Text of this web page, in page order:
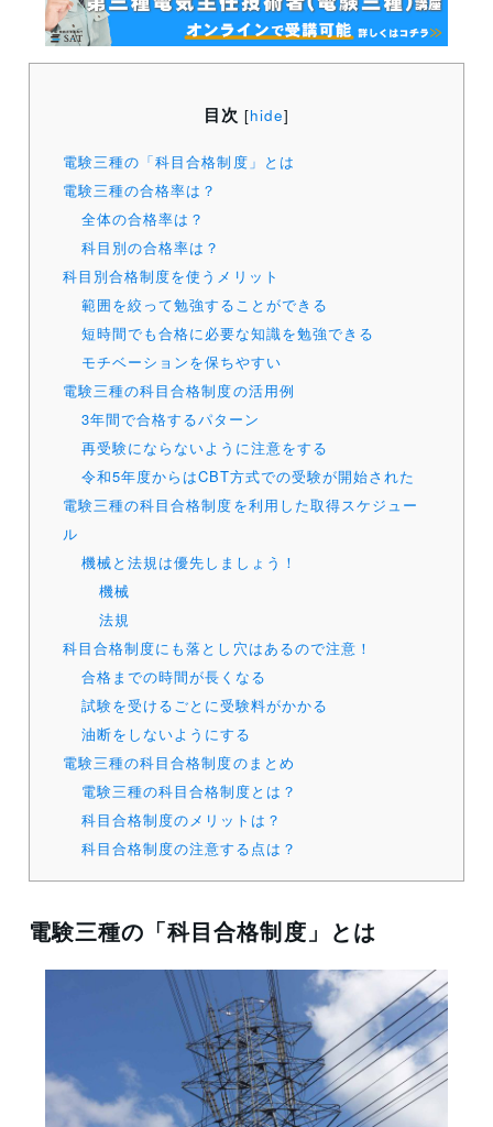
目次 [hide]
電験三種の「科目合格制度」とは
電験三種の合格率は？
全体の合格率は？
科目別の合格率は？
科目別合格制度を使うメリット
範囲を絞って勉強することができる
短時間でも合格に必要な知識を勉強できる
モチベーションを保ちやすい
電験三種の科目合格制度の活用例
3年間で合格するパターン
再受験にならないように注意をする
令和5年度からはCBT方式での受験が開始された
電験三種の科目合格制度を利用した取得スケジュー
ル
機械と法規は優先しましょう！
機械
法規
科目合格制度にも落とし穴はあるので注意！
合格までの時間が長くなる
試験を受けるごとに受験料がかかる
油断をしないようにする
電験三種の科目合格制度のまとめ
電験三種の科目合格制度とは？
科目合格制度のメリットは？
科目合格制度の注意する点は？
電験三種の「科目合格制度」とは